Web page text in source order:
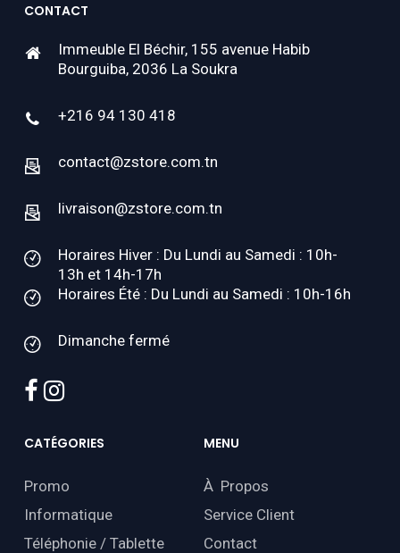
CONTACT
Immeuble El Béchir, 155 avenue Habib
Bourguiba, 2036 La Soukra
+216 94 130 418
contact@zstore.com.tn
livraison@zstore.com.tn
Horaires Hiver : Du Lundi au Samedi : 10h-
13h et 14h-17h
Horaires Été : Du Lundi au Samedi : 10h-16h
Dimanche fermé
facebook
instagram
CATÉGORIES
Promo
Informatique
Téléphonie / Tablette
MENU
À Propos
Service Client
Contact